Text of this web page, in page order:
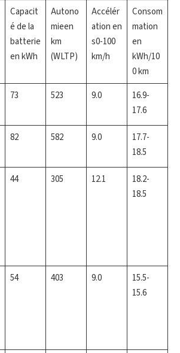
Capacit
é de la
batterie
en kWh
Autono
mieen
km
(WLTP)
Accélér
ation en
s0-100
km/h
Consom
mation
en
kWh/10
0 km
73 523 9.0
16.9-
17.6
82 582 9.0
17.7-
18.5
44 305 12.1
18.2-
18.5
54 403 9.0
15.5-
15.6